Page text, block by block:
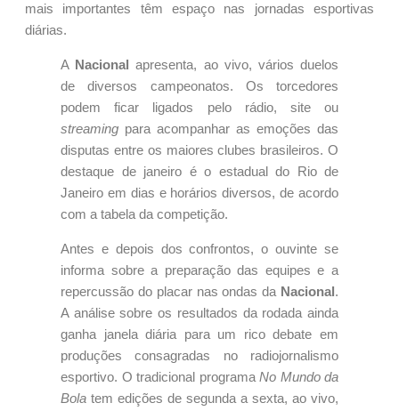
mais importantes têm espaço nas jornadas esportivas
diárias.
A Nacional apresenta, ao vivo, vários duelos
de diversos campeonatos. Os torcedores
podem ficar ligados pelo rádio, site ou
streaming para acompanhar as emoções das
disputas entre os maiores clubes brasileiros. O
destaque de janeiro é o estadual do Rio de
Janeiro em dias e horários diversos, de acordo
com a tabela da competição.
Antes e depois dos confrontos, o ouvinte se
informa sobre a preparação das equipes e a
repercussão do placar nas ondas da Nacional.
A análise sobre os resultados da rodada ainda
ganha janela diária para um rico debate em
produções consagradas no radiojornalismo
esportivo. O tradicional programa No Mundo da
Bola tem edições de segunda a sexta, ao vivo,